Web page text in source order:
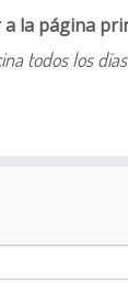
todos los días